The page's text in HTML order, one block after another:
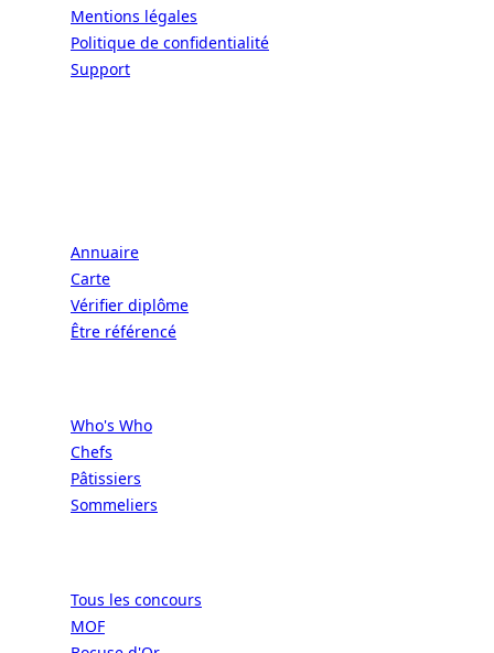
Mentions légales
Politique de confidentialité
Support
Annuaire
Carte
Vérifier diplôme
Être référencé
Who's Who
Chefs
Pâtissiers
Sommeliers
Tous les concours
MOF